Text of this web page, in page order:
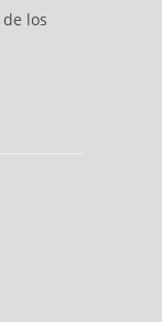
los